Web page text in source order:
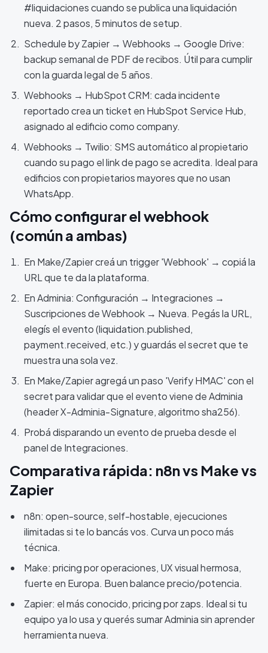
#liquidaciones cuando se publica una liquidación
nueva. 2 pasos, 5 minutos de setup.
Schedule by Zapier → Webhooks → Google Drive:
backup semanal de PDF de recibos. Útil para cumplir
con la guarda legal de 5 años.
Webhooks → HubSpot CRM: cada incidente
reportado crea un ticket en HubSpot Service Hub,
asignado al edificio como company.
Webhooks → Twilio: SMS automático al propietario
cuando su pago el link de pago se acredita. Ideal para
edificios con propietarios mayores que no usan
WhatsApp.
Cómo configurar el webhook
(común a ambas)
En Make/Zapier creá un trigger 'Webhook' → copiá la
URL que te da la plataforma.
En Adminia: Configuración → Integraciones →
Suscripciones de Webhook → Nueva. Pegás la URL,
elegís el evento (liquidation.published,
payment.received, etc.) y guardás el secret que te
muestra una sola vez.
En Make/Zapier agregá un paso 'Verify HMAC' con el
secret para validar que el evento viene de Adminia
(header X-Adminia-Signature, algoritmo sha256).
Probá disparando un evento de prueba desde el
panel de Integraciones.
Comparativa rápida: n8n vs Make vs
Zapier
n8n: open-source, self-hostable, ejecuciones
ilimitadas si te lo bancás vos. Curva un poco más
técnica.
Make: pricing por operaciones, UX visual hermosa,
fuerte en Europa. Buen balance precio/potencia.
Zapier: el más conocido, pricing por zaps. Ideal si tu
equipo ya lo usa y querés sumar Adminia sin aprender
herramienta nueva.